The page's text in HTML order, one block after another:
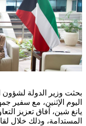
بحثت وزير الدولة لشؤون
اليوم الإثنين، مع سفير
يانغ شين، آفاق تعزيز
المستدامة، وذلك خلال